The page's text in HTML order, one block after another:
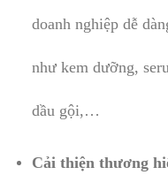
doanh nghiệp dễ
như kem dưỡng,
dầu gội,…
Cải thiện thương